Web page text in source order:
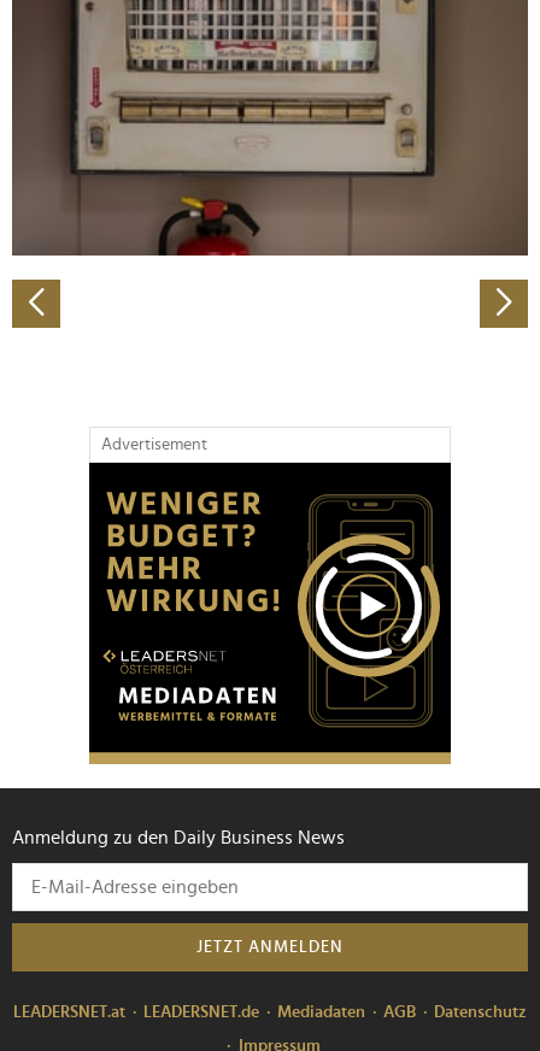
Wir verwenden Cookies, um Inhalte und Anzeigen zu
personalisieren, Funktionen für soziale Medien anbieten
zu können und die Zugriffe auf unsere Website zu
analysieren. Außerdem geben wir Informationen zu Ihrer
Verwendung unserer Website an unsere Partner für
Partner führen diese Informationen möglicherweise mit
weiteren Daten zusammen, die Sie ihnen bereitgestellt
gesammelt haben.
Advertisement
Anmeldung zu den Daily Business News
JETZT ANMELDEN
LEADERSNET.at LEADERSNET.de Mediadaten AGB
Datenschutz
Impressum